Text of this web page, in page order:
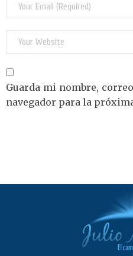
Guarda mi nombre,
navegador para la